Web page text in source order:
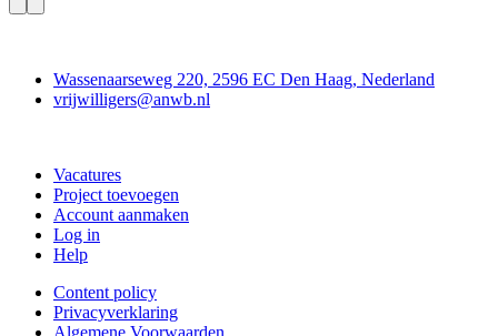
Wassenaarseweg 220, 2596 EC Den Haag, Nederland
vrijwilligers@anwb.nl
Vacatures
Project toevoegen
Account aanmaken
Log in
Help
Content policy
Privacyverklaring
Algemene Voorwaarden